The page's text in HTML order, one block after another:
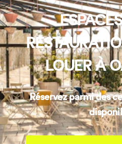
LOUER À
Réservez parmi des